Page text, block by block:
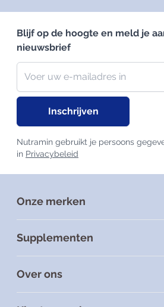
Blijf op de hoogte en meld je
nieuwsbrief
Nieuwsbrief
E-mailadres
Inschrijven
Nutramin gebruikt je persoons
in Privacybeleid
Onze merken
Supplementen
Over ons